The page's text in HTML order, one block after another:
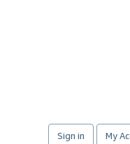
Sign in My